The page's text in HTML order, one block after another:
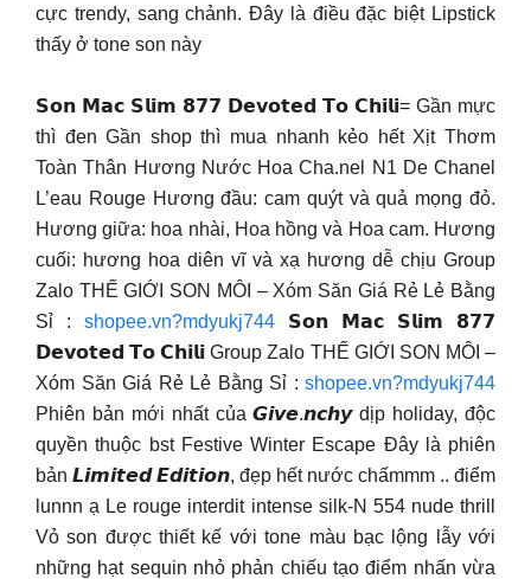
cực trendy, sang chảnh. Đây là điều đặc biệt Lipstick
thấy ở tone son này
𝗦𝗼𝗻 𝗠𝗮𝗰 𝗦𝗹𝗶𝗺 𝟴𝟳𝟳 𝗗𝗲𝘃𝗼𝘁𝗲𝗱 𝗧𝗼 𝗖𝗵𝗶𝗹𝗶= Gần mực
thì đen Gần shop thì mua nhanh kẻo hết Xịt Thơm
Toàn Thân Hương Nước Hoa Cha.nel N1 De Chanel
L’eau Rouge Hương đầu: cam quýt và quả mọng đỏ.
Hương giữa: hoa nhài, Hoa hồng và Hoa cam. Hương
cuối: hương hoa diên vĩ và xạ hương dễ chịu Group
Zalo THẾ GIỚI SON MÔI – Xóm Săn Giá Rẻ Lẻ Bằng
Sỉ : shopee.vn?mdyukj744 𝗦𝗼𝗻 𝗠𝗮𝗰 𝗦𝗹𝗶𝗺 𝟴𝟳𝟳
𝗗𝗲𝘃𝗼𝘁𝗲𝗱 𝗧𝗼 𝗖𝗵𝗶𝗹𝗶 Group Zalo THẾ GIỚI SON MÔI –
Xóm Săn Giá Rẻ Lẻ Bằng Sỉ : shopee.vn?mdyukj744
Phiên bản mới nhất của 𝙂𝙞𝙫𝙚.𝙣𝙘𝙝𝙮 dịp holiday, độc
quyền thuộc bst Festive Winter Escape Đây là phiên
bản 𝙇𝙞𝙢𝙞𝙩𝙚𝙙 𝙀𝙙𝙞𝙩𝙞𝙤𝙣, đẹp hết nước chấmmm .. điểm
lunnn ạ Le rouge interdit intense silk-N 554 nude thrill
Vỏ son được thiết kế với tone màu bạc lộng lẫy với
những hạt sequin nhỏ phản chiếu tạo điểm nhấn vừa